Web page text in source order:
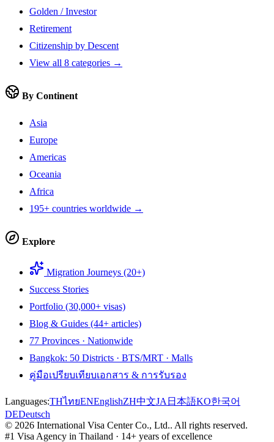
Golden / Investor
Retirement
Citizenship by Descent
View all 8 categories →
By Continent
Asia
Europe
Americas
Oceania
Africa
195+ countries worldwide →
Explore
Migration Journeys (20+)
Success Stories
Portfolio (30,000+ visas)
Blog & Guides (44+ articles)
77 Provinces · Nationwide
Bangkok: 50 Districts · BTS/MRT · Malls
คู่มือเปรียบเทียบเอกสาร & การรับรอง
Languages:THไทยENEnglishZH中文JA 日本語KO한국어
DEDeutsch
© 2026 International Visa Center Co., Ltd.. All rights reserved.
#1 Visa Agency in Thailand · 14+ years of excellence